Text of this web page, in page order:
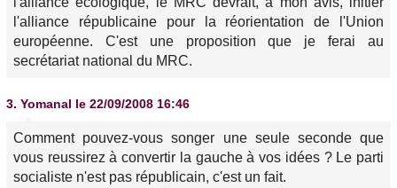
l'alliance républicaine pour la réorientation de l'Union
européenne. C'est une proposition que je ferai au
secrétariat national du MRC.
3. Yomanal le 22/09/2008 16:46
Comment pouvez-vous songer une seule seconde que
vous reussirez à convertir la gauche à vos idées ? Le parti
socialiste n'est pas républicain, c'est un fait.